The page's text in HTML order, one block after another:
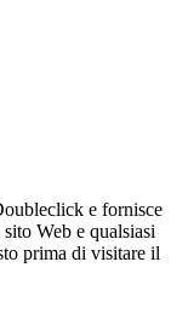
e fornisce
Web e qualsiasi
prima di visitare il